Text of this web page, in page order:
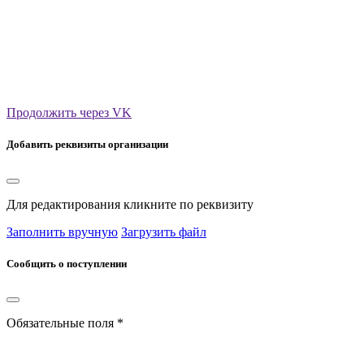
Продолжить через VK
Добавить реквизиты организации
Для редактирования кликните по реквизиту
Заполнить вручную Загрузить файл
Сообщить о поступлении
Обязательные поля *